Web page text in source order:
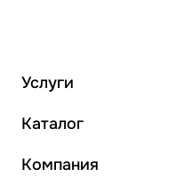
Услуги
Каталог
Компания